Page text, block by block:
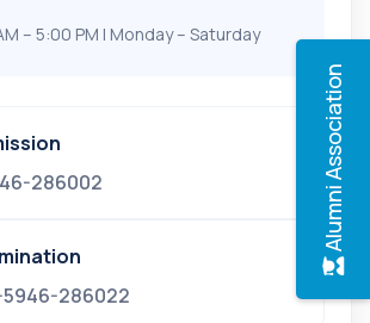
Alumni Association
– 5:00 PM | Monday – Saturday
286002
5946-286022